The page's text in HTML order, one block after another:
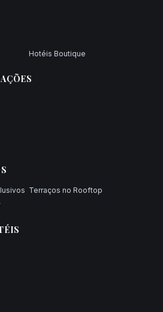
Hotéis Boutique
Terraços no Rooftop